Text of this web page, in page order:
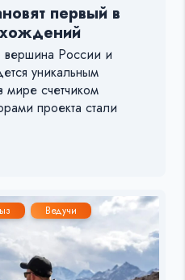
первый в
вершина России и
уникальным
мире счетчиком
проекта стали
Ведучи